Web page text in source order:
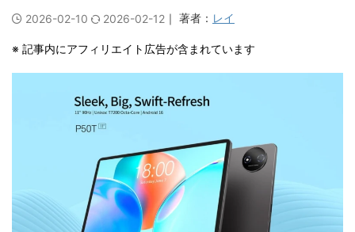
2026-02-10 2026-02-12 ｜ 著者： レイ
※ 記事内にアフィリエイト広告が含まれています